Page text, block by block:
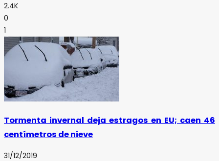
2.4K
0
1
Tormenta invernal deja estragos en EU; caen 46
centímetros de nieve
31/12/2019